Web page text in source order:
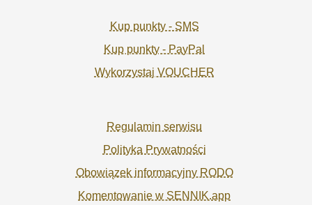
Kup punkty - SMS
Kup punkty - PayPal
Wykorzystaj VOUCHER
Regulamin serwisu
Polityka Prywatności
Obowiązek informacyjny RODO
Komentowanie w SENNIK.app